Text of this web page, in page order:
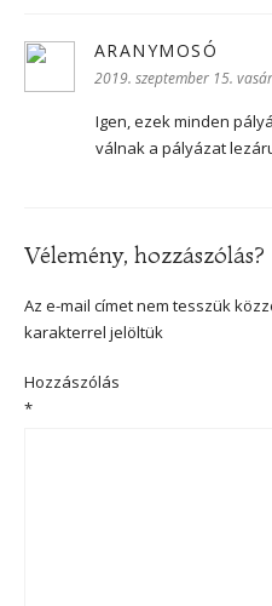
ARANYMOSÓ
2019. szeptember 15.
Igen, ezek minden
válnak a pályázat
Vélemény, hozzászólás?
Az e-mail címet nem tesszük
karakterrel jelöltük
Hozzászólás
*